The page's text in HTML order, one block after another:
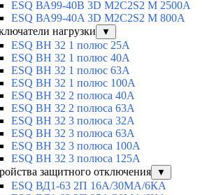
ESQ ВА99-40B 3D M2C2S2 M 2500A
ESQ ВА99-40A 3D M2C2S2 M 800A
нагрузки
▼
ESQ ВН 32 1 полюс 25А
ESQ ВН 32 1 полюс 40А
ESQ ВН 32 1 полюс 63А
ESQ ВН 32 1 полюс 100A
ESQ ВН 32 2 полюса 40А
ESQ ВН 32 2 полюса 63А
ESQ ВН 32 3 полюса 32А
ESQ ВН 32 3 полюса 63А
ESQ ВН 32 3 полюса 100А
ESQ ВН 32 3 полюса 125А
защитного отключения
▼
ESQ ВД1-63 2П 16А/30МА/6КА